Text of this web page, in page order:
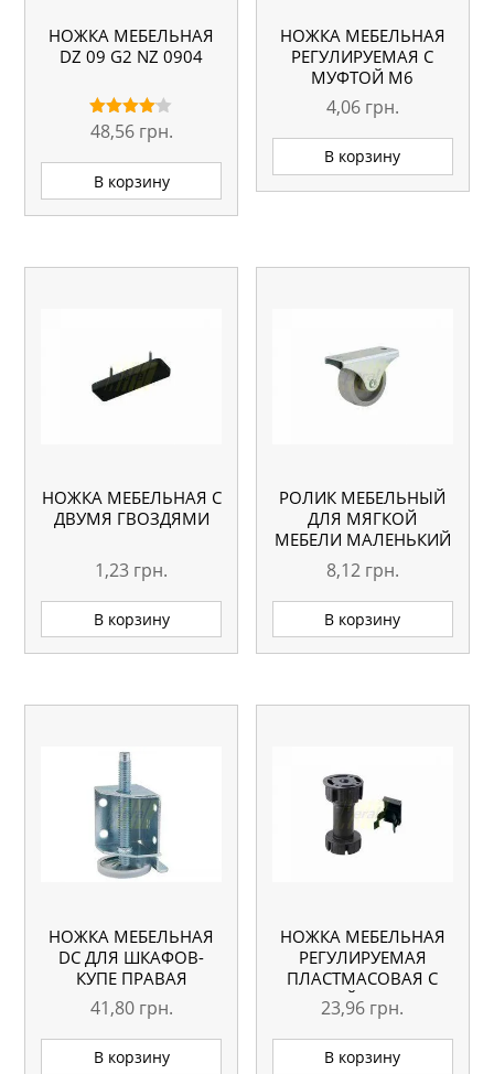
НОЖКА МЕБЕЛЬНАЯ
DZ 09 G2 NZ 0904
Оценка
4.00
из 5
48,56 грн.
В корзину
НОЖКА МЕБЕЛЬНАЯ
РЕГУЛИРУЕМАЯ С
МУФТОЙ M6
4,06 грн.
В корзину
НОЖКА МЕБЕЛЬНАЯ С
ДВУМЯ ГВОЗДЯМИ
1,23 грн.
В корзину
РОЛИК МЕБЕЛЬНЫЙ
ДЛЯ МЯГКОЙ
МЕБЕЛИ МАЛЕНЬКИЙ
8,12 грн.
В корзину
НОЖКА МЕБЕЛЬНАЯ
DC ДЛЯ ШКАФОВ-
КУПЕ ПРАВАЯ
41,80 грн.
В корзину
НОЖКА МЕБЕЛЬНАЯ
РЕГУЛИРУЕМАЯ
ПЛАСТМАСОВАЯ С
КЛИПСОЙ H=150-180
ММ
23,96 грн.
В корзину